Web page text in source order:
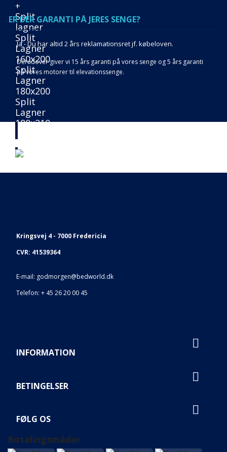
+
Split
lagner
Split
Lagner
160x200
Split
Lagner
180x200
Split
Lagner
180x210
ER DER GARANTI PÅ JERES SENGE?
Ja - Du har altid 2 års reklamationsret jf. købeloven.
Derudover giver vi 15 års garanti på vores senge og 5 års garanti
på vores motorer til elevationssenge.
Kringsvej 4 - 7000 Fredericia
CVR: 41539364
E-mail: godmorgen@bedworld.dk
Telefon: + 45 26 20 00 45
INFORMATION

BETINGELSER

FØLG OS

Betalingsmåder